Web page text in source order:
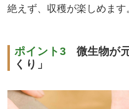
絶えず、収穫が楽しめます
ポイント3微生物が元
くり」